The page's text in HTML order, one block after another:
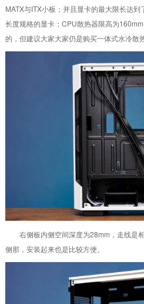
MATX与ITX小板；并且显卡的最大限长达
长度规格的显卡；CPU散热器限高为
的，但建议大家大家仍是购买一体式水冷散
右侧板内侧空间深度为28mm，走线是
侧那，安装起来也是比较方便。